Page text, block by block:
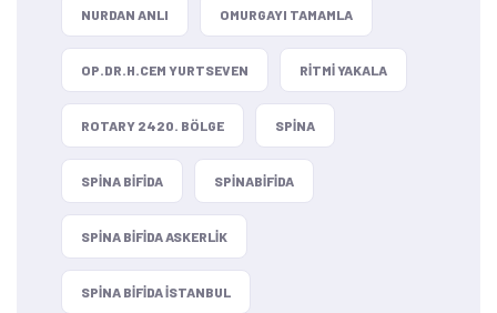
NURDAN ANLI OMURGAYI TAMAMLA
OP.DR.H.CEM YURTSEVEN RITMI YAKALA
ROTARY 2420. BÖLGE SPINA
SPINA BIFIDA SPINABIFIDA
SPINA BIFIDA ASKERLIK
SPINA BIFIDA ISTANBUL